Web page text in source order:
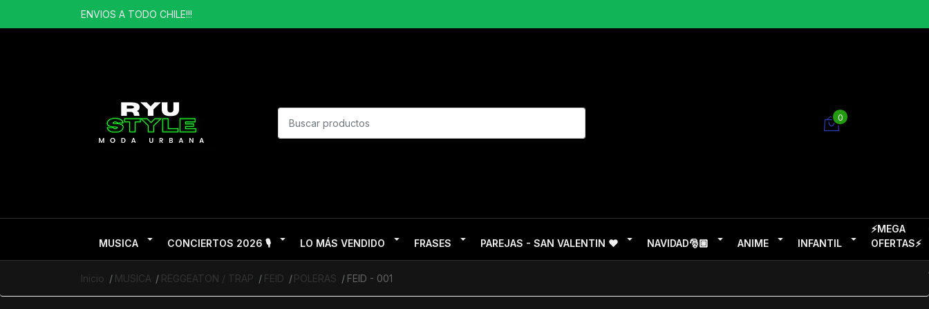
ENVIOS A TODO CHILE!!!
0
MUSICA CONCIERTOS 2026 🎙️ LO MÁS VENDIDO FRASES PAREJAS - SAN VALENTIN ❤ NAVIDAD🎅🏽 ANIME INFANTIL
⚡MEGA
OFERTAS⚡
Inicio MUSICA REGGEATON / TRAP FEID POLERAS FEID - 001